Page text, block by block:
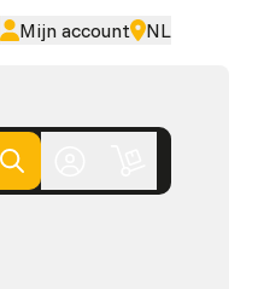
Mijn account NL